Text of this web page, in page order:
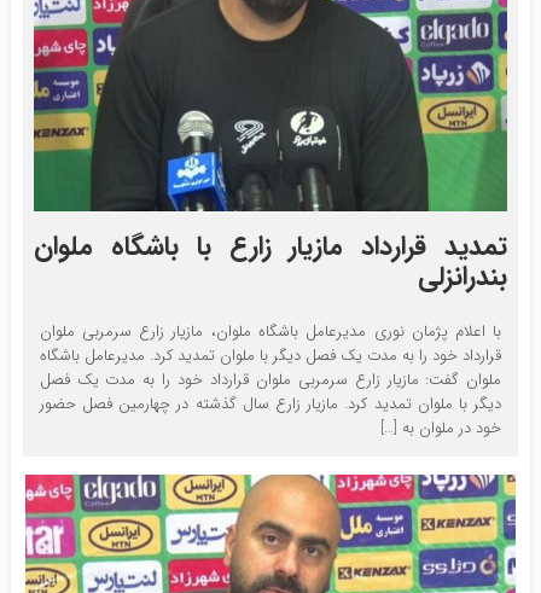
تمدید قرارداد مازیار زارع با باشگاه ملوان
بندرانزلی
با اعلام پژمان نوری مدیرعامل باشگاه ملوان، مازیار زارع سرمربی ملوان
قرارداد خود را به مدت یک فصل دیگر با ملوان تمدید کرد. مدیرعامل باشگاه
ملوان گفت: مازیار زارع سرمربی ملوان قرارداد خود را به مدت یک فصل
دیگر با ملوان تمدید کرد. مازیار زارع سال گذشته در چهارمین فصل حضور
خود در ملوان به […]